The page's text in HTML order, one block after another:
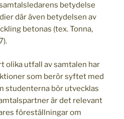
betydelse
där även betydelsen av
betonas (tex. Tonna,
olika utfall av samtalen har
som berör syftet med
studenterna bör utvecklas
är det relevant
föreställningar om